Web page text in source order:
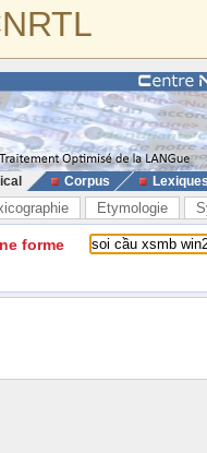
Corpus
Etymologie
forme